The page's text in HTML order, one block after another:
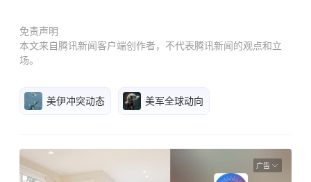
免责声明
本文来自腾讯新闻客户端创作者，不代表腾讯新闻的观点和立
场。
美伊冲突动态 美军全球动向
广告